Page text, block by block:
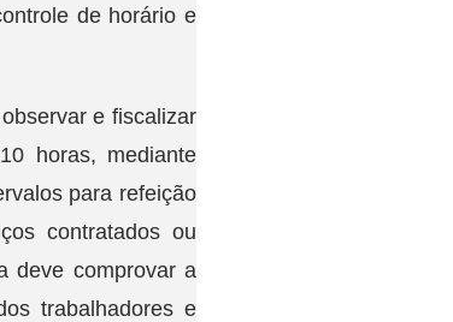
de horário e
e fiscalizar
horas, mediante
para refeição
contratados ou
deve comprovar a
trabalhadores e